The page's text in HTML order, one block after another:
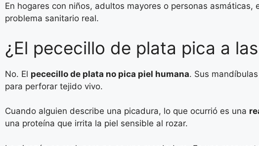
En hogares con niños, adultos mayores o personas
problema sanitario real.
¿El pececillo de plata pica a
No. El pececillo de plata no pica piel humana. Sus
para perforar tejido vivo.
Cuando alguien describe una picadura, lo que ocurrió es una
una proteína que irrita la piel sensible al rozar.